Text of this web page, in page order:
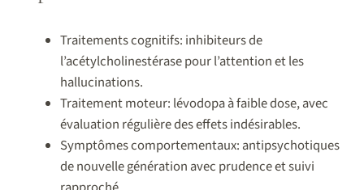
Traitements cognitifs: inhibiteurs de
l’acétylcholinestérase pour l’attention et les
hallucinations.
Traitement moteur: lévodopa à faible dose, avec
évaluation régulière des effets indésirables.
Symptômes comportementaux: antipsychotiques
de nouvelle génération avec prudence et suivi